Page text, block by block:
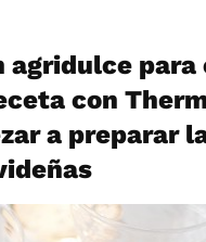
agridulce para
con
a preparar